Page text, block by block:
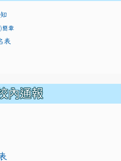
簡章
表
內通報